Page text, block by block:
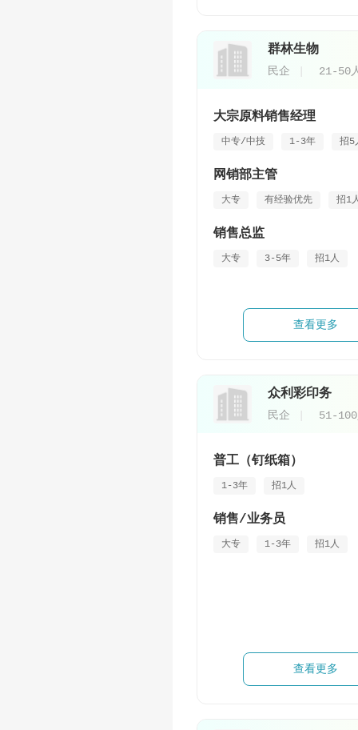
群林生物
民企 21-50
大宗原料销售经理
中专/中技 1-3年 招5
网销部主管
大专 有经验优先 招1
销售总监
大专 3-5年 招1人
查看更多
众利彩印务
民企 51-
普工（钉纸箱）
1-3年 招1人
销售/业务员
大专 1-3年 招1人
查看更多